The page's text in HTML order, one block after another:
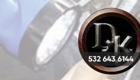
Skip
content